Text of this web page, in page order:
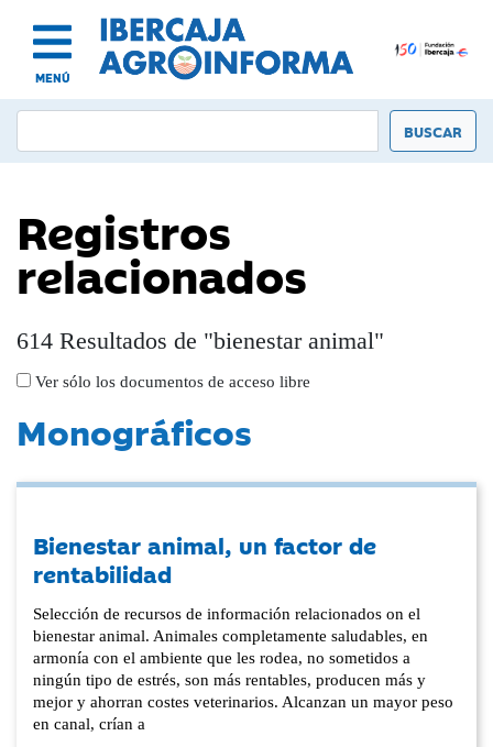
MENÚ
Registros
relacionados
614 Resultados de "bienestar animal"
Ver sólo los documentos de acceso libre
Monográficos
Bienestar animal, un factor de
rentabilidad
Selección de recursos de información relacionados on el
bienestar animal. Animales completamente saludables, en
armonía con el ambiente que les rodea, no sometidos a
ningún tipo de estrés, son más rentables, producen más y
mejor y ahorran costes veterinarios. Alcanzan un mayor peso
en canal, crían a